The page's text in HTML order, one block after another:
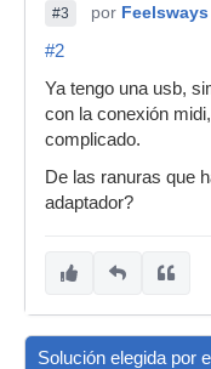
#3 por Feelsways
#2
Ya tengo una usb,
con la conexión
complicado.
De las ranuras que
adaptador?
Solución elegida por